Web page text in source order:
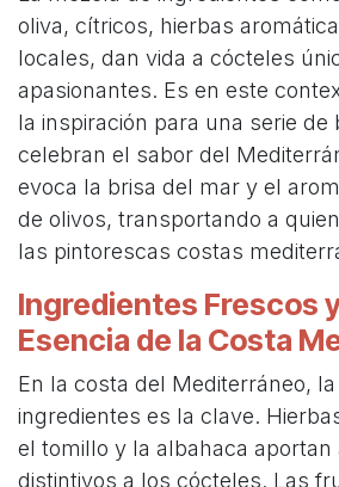
oliva, cítricos, hierbas
locales, dan vida a cócteles
apasionantes. Es en este
la inspiración para una serie de
celebran el sabor del
evoca la brisa del mar y el
de olivos, transportando a
las pintorescas costas
Ingredientes Frescos
Esencia de la Costa
En la costa del Mediterráneo,
ingredientes es la clave.
el tomillo y la albahaca aportan
distintivos a los cócteles. Las